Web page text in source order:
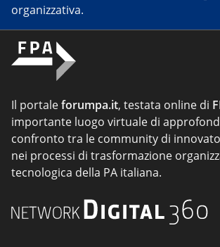
organizzativa.
Il portaleforumpa.it, testata online di
importante luogo virtuale di
confronto tra le community di
nei processi di trasformazione
tecnologica della PA italiana.